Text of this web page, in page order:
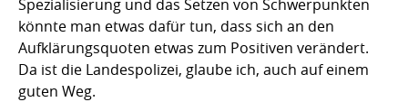
Spezialisierung und das Setzen von Schwerpunkten
könnte man etwas dafür tun, dass sich an den
Aufklärungsquoten etwas zum Positiven verändert.
Da ist die Landespolizei, glaube ich, auch auf einem
guten Weg.